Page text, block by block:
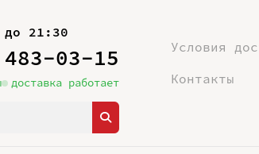
21:30
03-15
доставка работает
Условия
Контакты